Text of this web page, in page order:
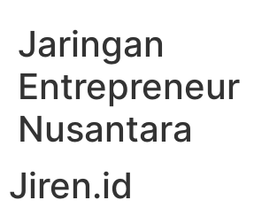
Jaringan
Entrepreneur
Nusantara
Jiren.id